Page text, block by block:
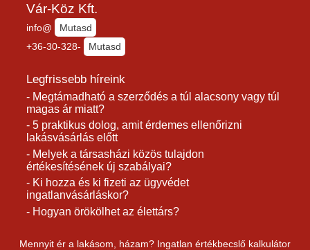
Vár-Köz Kft.
info@
Mutasd
+36-30-328-
Mutasd
Legfrissebb híreink
- Megtámadható a szerződés a túl alacsony vagy túl
magas ár miatt?
- 5 praktikus dolog, amit érdemes ellenőrizni
lakásvásárlás előtt
- Melyek a társasházi közös tulajdon
értékesítésének új szabályai?
- Ki hozza és ki fizeti az ügyvédet
ingatlanvásárláskor?
- Hogyan örökölhet az élettárs?
Mennyit ér a lakásom, házam? Ingatlan értékbecslő kalkulátor